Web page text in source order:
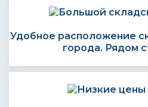
Удобное расположение
города. Рядом